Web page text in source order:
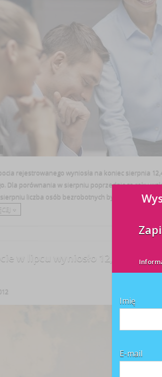
rejestrowanego wyniosła na koniec sierpnia
Dla porównania w sierpniu poprzedniego roku
liczba osób bezrobotnych była większa ...
+
w lipcu wyniosło 12,3%
Imię
E-mail